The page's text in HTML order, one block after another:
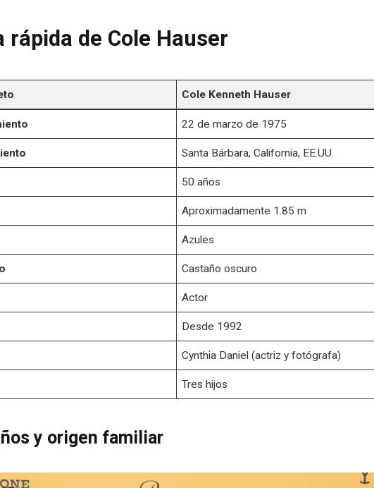
rápida de Cole Hauser
Cole Kenneth Hauser
22 de marzo de 1975
Santa Bárbara, California, EE.UU.
50 años
Aproximadamente 1.85 m
Azules
Castaño oscuro
Actor
Desde 1992
Cynthia Daniel (actriz y fotógrafa)
Tres hijos
y origen familiar